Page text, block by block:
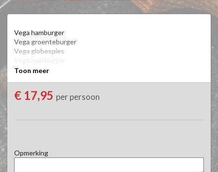
Vega hamburger
Vega groenteburger
Vega globespies
Vega maisburger
Stokbrood
Plastic borden & bestek
Toon meer
€ 17,95 per persoon
Opmerking